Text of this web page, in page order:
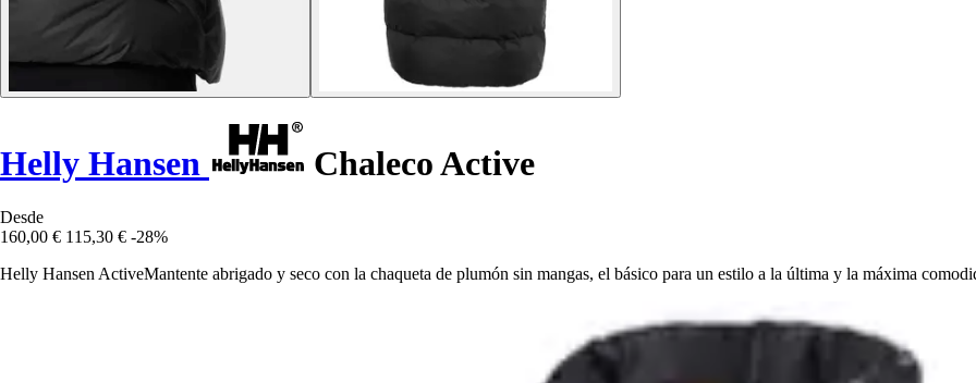
Helly Hansen Chaleco Active
Desde
160,00 € 115,30 € -28%
Helly Hansen ActiveMantente abrigado y seco con la chaqueta de plumón sin mangas, el básico para un estilo a la última y la máxima